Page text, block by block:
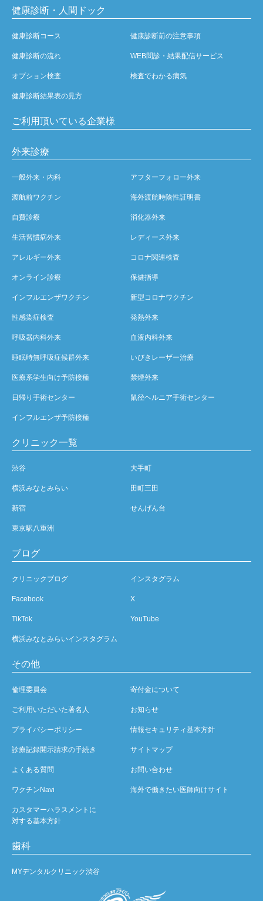
健康診断・人間ドック
健康診断コース 健康診断前の注意事項
健康診断の流れ WEB問診・結果配信サービス
オプション検査 検査でわかる病気
健康診断結果表の見方
ご利用頂いている企業様
外来診療
一般外来・内科 アフターフォロー外来
渡航前ワクチン 海外渡航時陰性証明書
自費診療 消化器外来
生活習慣病外来 レディース外来
アレルギー外来 コロナ関連検査
オンライン診療 保健指導
インフルエンザワクチン 新型コロナワクチン
性感染症検査 発熱外来
呼吸器内科外来 血液内科外来
睡眠時無呼吸症候群外来 いびきレーザー治療
医療系学生向け予防接種 禁煙外来
日帰り手術センター 鼠径ヘルニア手術センター
インフルエンザ予防接種
クリニック一覧
渋谷 大手町
横浜みなとみらい 田町三田
新宿 せんげん台
東京駅八重洲
ブログ
クリニックブログ インスタグラム
Facebook X
TikTok YouTube
横浜みなとみらいインスタグラム
その他
倫理委員会 寄付金について
ご利用いただいた著名人 お知らせ
プライバシーポリシー 情報セキュリティ基本方針
診療記録開示請求の手続き サイトマップ
よくある質問 お問い合わせ
ワクチンNavi 海外で働きたい医師向けサイト
カスタマーハラスメントに
対する基本方針
歯科
MYデンタルクリニック渋谷